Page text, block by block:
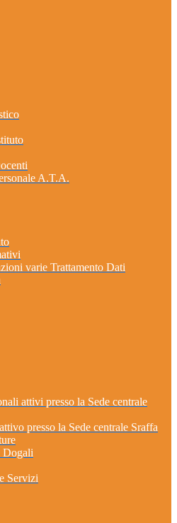
A.T.A.
varie Trattamento Dati
attivi presso la Sede centrale
presso la Sede centrale Sraffa
Dogali
Servizi